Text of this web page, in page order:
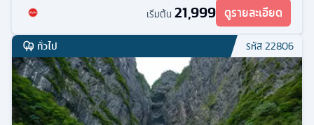
เริ่มต้น 21,999 ดูรายละเอียด
ทั่วไป รหัส22806